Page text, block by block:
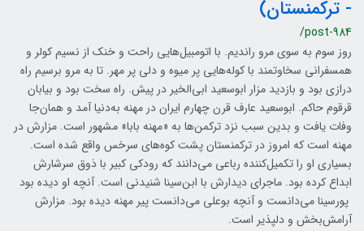
- ترکمنستان)
/post-984
روز سوم به سوی مرو راندیم. با اتومبیل‌هایی راحت و خنک از نسیم کولر و
همسفرانی سخاوتمند با کوله‌هایی پر میوه و دلی پر مهر. تا به مرو برسیم راه
درازی بود و بازدید مزار ابوسعید ابی‌الخیر در پیش. راه سخت بود و بیابان
قرقوم حاکم. ابوسعید عارف قرن چهارم ایران در مهنه به‌دنیا آمد و همان‌جا
وفات یافت و بدین سبب نزد ترکمن‌ها به «مهنه بابا» مشهور است. مزارش در
مهنه است که امروز در ترکمنستان پشت کوه‌های سرخس واقع شده است.
بسیاری او را تکمیل‌کننده رباعی می‌دانند که رودکی کبیر با ذوق سرشارش
ابداع کرده بود. ماجرای دیدارش با ابن‌سینا شنیدنی است. آنچه او دیده بود
پورسینا می‌دانست و آنچه بوعلی می‌دانست پیر مهنه دیده بود. مزارش
آرامش‌بخش و دلپذیر است.